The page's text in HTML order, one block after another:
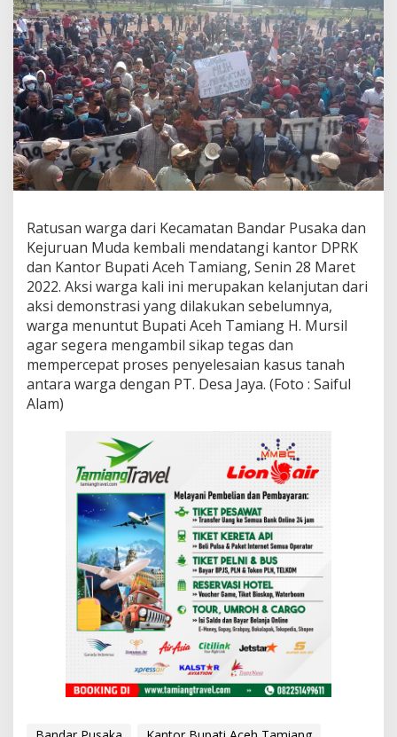
n
W
a
r
g
a
B
a
n
d
a
r
s
a
k
a
G
e
l
a
r
k
m
o
n
s
t
r
a
s
i
d
i
K
a
n
t
Ratusan warga dari Kecamatan Bandar Pusaka dan
Kejuruan Muda kembali mendatangi kantor DPRK
dan Kantor Bupati Aceh Tamiang, Senin 28 Maret
2022. Aksi warga kali ini merupakan kelanjutan dari
aksi demonstrasi yang dilakukan sebelumnya,
warga menuntut Bupati Aceh Tamiang H. Mursil
agar segera mengambil sikap tegas dan
mempercepat proses penyelesaian kasus tanah
antara warga dengan PT. Desa Jaya. (Foto : Saiful
Alam)